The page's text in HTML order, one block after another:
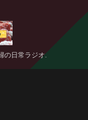
の日常ラジオ.